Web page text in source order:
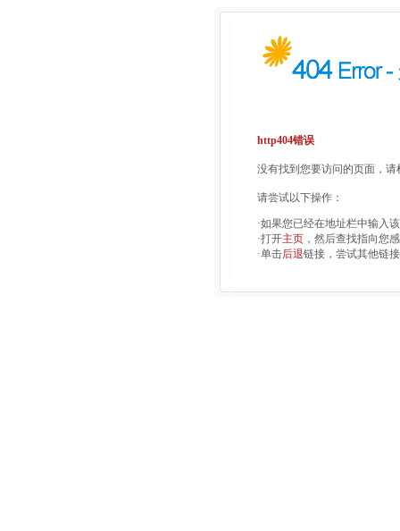
http404错误
没有找到您要访问的页面，
请尝试以下操作：
·如果您已经在地址栏中输入
·打开主页 ，然后查找指向您
·单击后退链接，尝试其他链